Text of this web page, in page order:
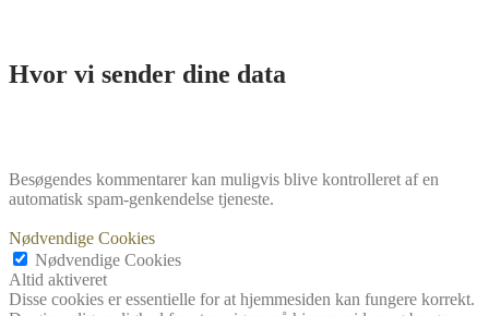
Hvor vi sender dine data
Besøgendes kommentarer kan muligvis blive kontrolleret af en
automatisk spam-genkendelse tjeneste.
Nødvendige Cookies
Nødvendige Cookies
Altid aktiveret
Disse cookies er essentielle for at hjemmesiden kan fungere korrekt.